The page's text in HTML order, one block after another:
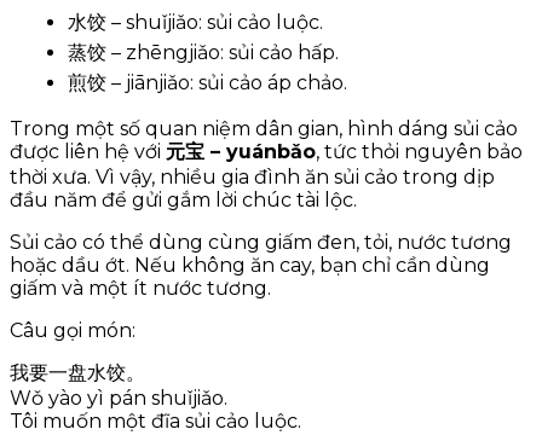
水饺 – shuǐjiǎo: sủi cảo luộc.
蒸饺 – zhēngjiǎo: sủi cảo hấp.
煎饺 – jiānjiǎo: sủi cảo áp chảo.
Trong một số quan niệm dân gian, hình dáng sủi cảo
được liên hệ với 元宝 – yuánbǎo, tức thỏi nguyên bảo
thời xưa. Vì vậy, nhiều gia đình ăn sủi cảo trong dịp
đầu năm để gửi gắm lời chúc tài lộc.
Sủi cảo có thể dùng cùng giấm đen, tỏi, nước tương
hoặc dầu ớt. Nếu không ăn cay, bạn chỉ cần dùng
giấm và một ít nước tương.
Câu gọi món:
我要一盘水饺。
Wǒ yào yì pán shuǐjiǎo.
Tôi muốn một đĩa sủi cảo luộc.